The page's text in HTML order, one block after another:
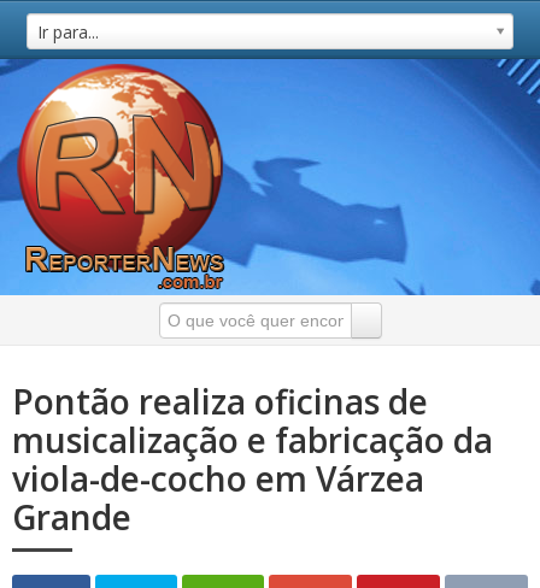
Ir para...
Pontão realiza oficinas de
musicalização e fabricação da
viola-de-cocho em Várzea
Grande